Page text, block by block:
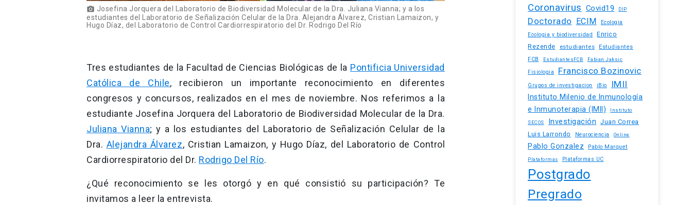
photo_camera Josefina Jorquera del Laboratorio de Biodiversidad Molecular de la Dra. Juliana Vianna; y a los
estudiantes del Laboratorio de Señalización Celular de la Dra. Alejandra Álvarez, Cristian Lamaizon, y
Hugo Díaz, del Laboratorio de Control Cardiorrespiratorio del Dr. Rodrigo Del Río
Tres estudiantes de la Facultad de Ciencias Biológicas de la Pontificia Universidad
Católica de Chile, recibieron un importante reconocimiento en diferentes
congresos y concursos, realizados en el mes de noviembre. Nos referimos a la
estudiante Josefina Jorquera del Laboratorio de Biodiversidad Molecular de la Dra.
Juliana Vianna; y a los estudiantes del Laboratorio de Señalización Celular de la
Dra. Alejandra Álvarez, Cristian Lamaizon, y Hugo Díaz, del Laboratorio de Control
Cardiorrespiratorio del Dr. Rodrigo Del Río.
¿Qué reconocimiento se les otorgó y en qué consistió su participación? Te
invitamos a leer la entrevista.
Coronavirus Covid19 DIP
Doctorado ECIM Ecologia
Ecologia y biodiversidad
Enrico
Rezende
estudiantes
Estudiantes
FCB
EstudiantesFCB Fabian Jaksic
Fisiologia Francisco Bozinovic
Grupos de investigacion iBio IMII
Instituto Milenio de Inmunología
e Inmunoterapia (IMII)
Instituto
SECOS Investigación
Juan Correa
Luis Larrondo
Neurociencia Online
Pablo Gonzalez Pablo Marquet
Plataformas Plataformas UC
Postgrado
Pregrado